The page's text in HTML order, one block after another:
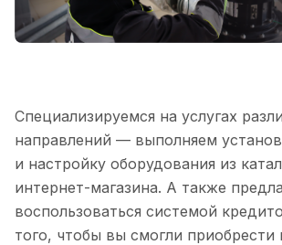
Специализируемся на услугах
направлений — выполняем
и настройку оборудования из
интернет-магазина. А также
воспользоваться системой
того, чтобы вы смогли